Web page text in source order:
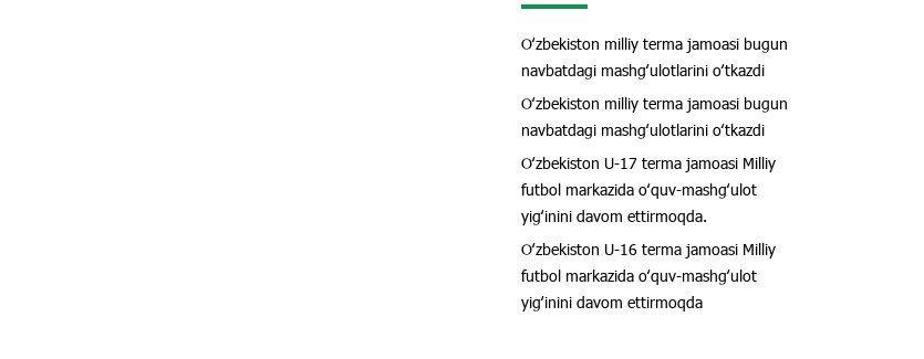
Oʻzbekiston milliy terma jamoasi bugun
navbatdagi mashgʻulotlarini oʻtkazdi
Oʻzbekiston milliy terma jamoasi bugun
navbatdagi mashgʻulotlarini oʻtkazdi
Oʻzbekiston U-17 terma jamoasi Milliy
futbol markazida oʻquv-mashgʻulot
yigʻinini davom ettirmoqda.
Oʻzbekiston U-16 terma jamoasi Milliy
futbol markazida oʻquv-mashgʻulot
yigʻinini davom ettirmoqda